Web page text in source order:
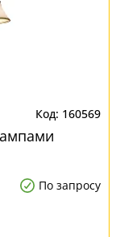
160569
По запросу